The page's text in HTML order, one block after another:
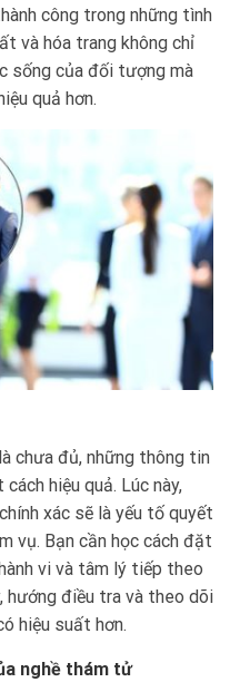
công trong những tình
và hóa trang không chỉ
sống của đối tượng mà
quả hơn.
chưa đủ, những thông tin
hiệu quả. Lúc này,
xác sẽ là yếu tố quyết
vụ. Bạn cần học cách đặt
vi và tâm lý tiếp theo
hướng điều tra và theo dõi
hiệu suất hơn.
nghề thám tử